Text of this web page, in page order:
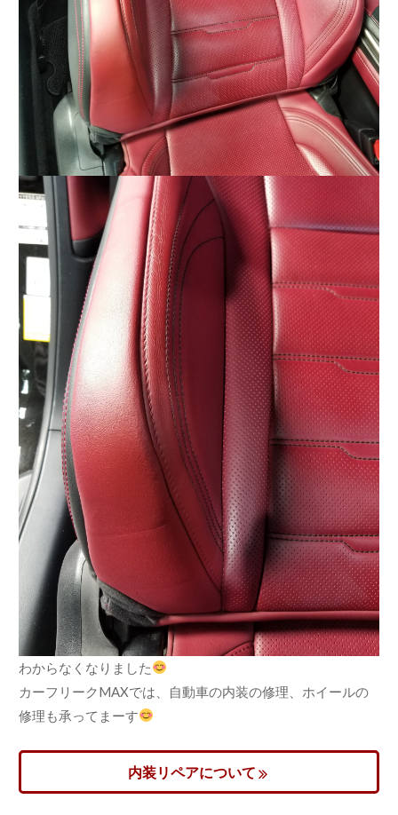
わからなくなりました
カーフリークMAXでは、自動車の内装の修理、ホイールの
修理も承ってまーす
内装リペアについて